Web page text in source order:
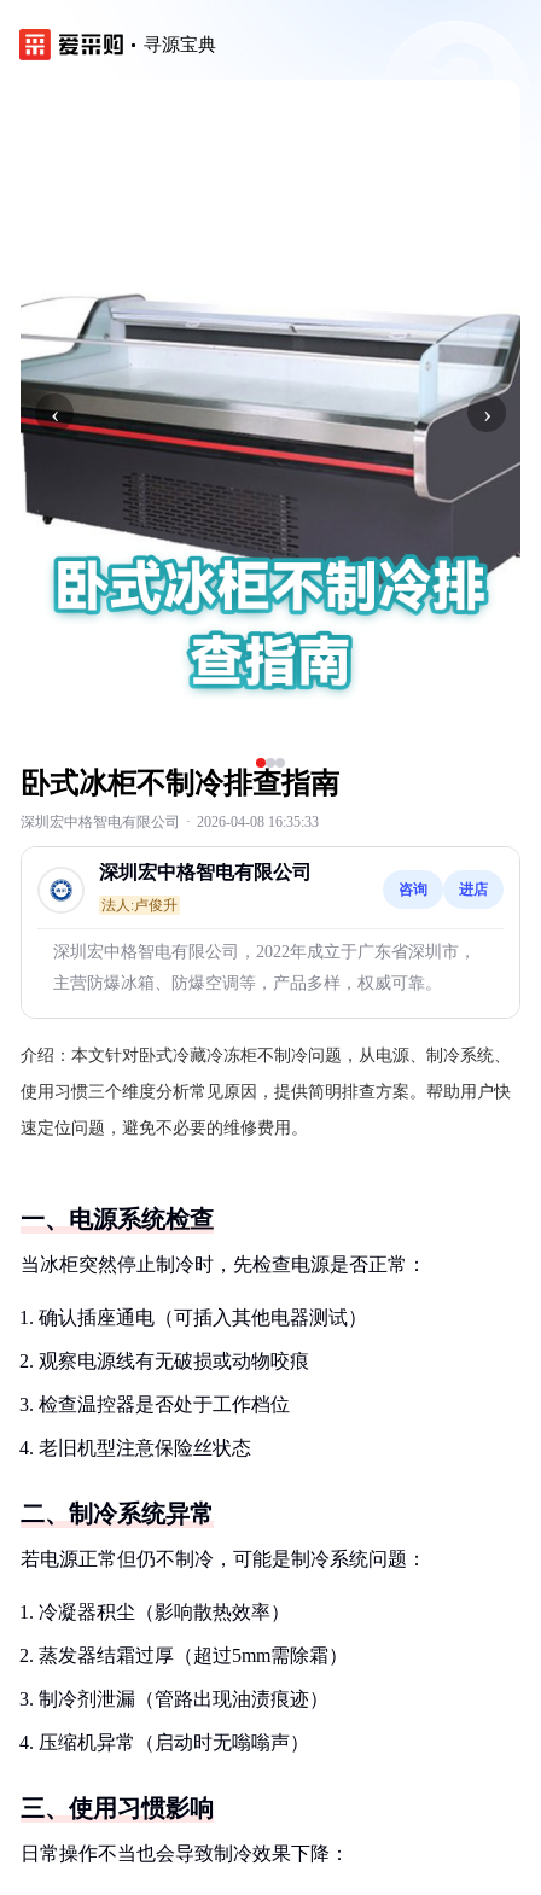
寻源宝典
‹ ›
卧式冰柜不制冷排查指南
深圳宏中格智电有限公司 · 2026-04-08 16:35:33
深圳宏中格智电有限公司
法人:卢俊升
咨询 进店
深圳宏中格智电有限公司，2022年成立于广东省深圳市，
主营防爆冰箱、防爆空调等，产品多样，权威可靠。
介绍： 本文针对卧式冷藏冷冻柜不制冷问题，从电源、制冷系统、
使用习惯三个维度分析常见原因，提供简明排查方案。帮助用户快
速定位问题，避免不必要的维修费用。
一、电源系统检查
当冰柜突然停止制冷时，先检查电源是否正常：
确认插座通电（可插入其他电器测试）
观察电源线有无破损或动物咬痕
检查温控器是否处于工作档位
老旧机型注意保险丝状态
二、制冷系统异常
若电源正常但仍不制冷，可能是制冷系统问题：
冷凝器积尘（影响散热效率）
蒸发器结霜过厚（超过5mm需除霜）
制冷剂泄漏（管路出现油渍痕迹）
压缩机异常（启动时无嗡嗡声）
三、使用习惯影响
日常操作不当也会导致制冷效果下降：